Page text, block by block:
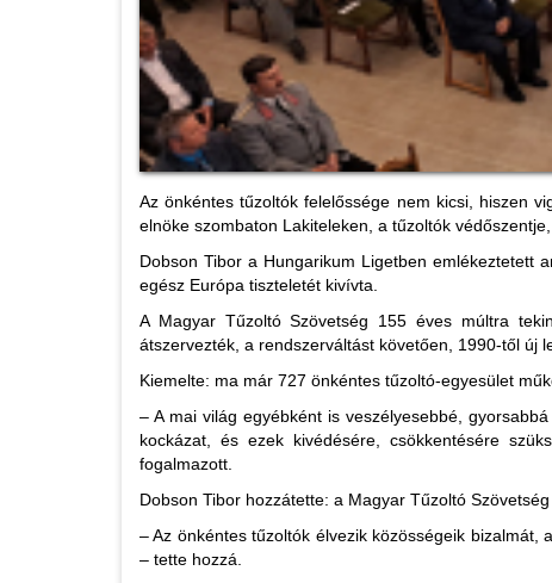
Az önkéntes tűzoltók felelőssége nem kicsi, hiszen
elnöke szombaton Lakiteleken, a tűzoltók
Dobson Tibor a Hungarikum Ligetben emlékeztetett
egész Európa tiszteletét kivívta.
A Magyar Tűzoltó Szövetség 155 éves múltra
átszervezték, a rendszerváltást követően, 1990-től új
Kiemelte: ma már 727 önkéntes tűzoltó-egyesület
– A mai világ egyébként is veszélyesebbé,
kockázat, és ezek kivédésére, csökkentésére
fogalmazott.
Dobson Tibor hozzátette: a Magyar Tűzoltó
– Az önkéntes tűzoltók élvezik közösségeik
– tette hozzá.